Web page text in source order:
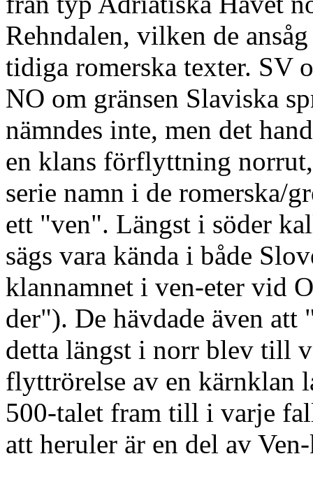
Rehndalen, vilken de
tidiga romerska texter. SV
NO om gränsen Slaviska
nämndes inte, men det
en klans förflyttning
serie namn i de romerska/
ett "ven". Längst i söder
sägs vara kända i både
klannamnet i ven-eter vid
der"). De hävdade även
detta längst i norr blev till
flyttrörelse av en kärnklan
500-talet fram till i varje
att heruler är en del av